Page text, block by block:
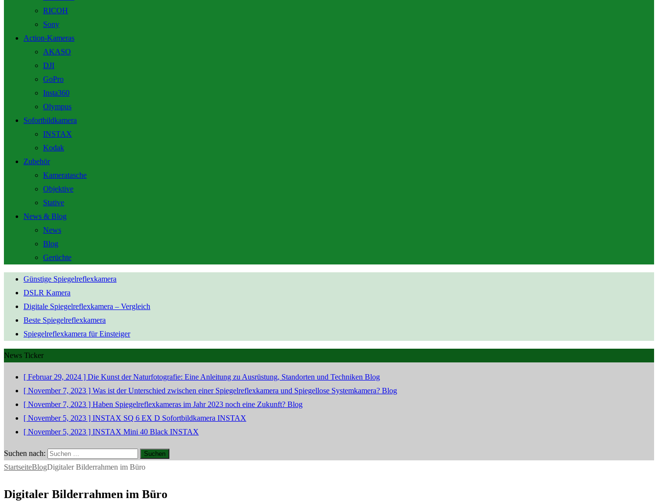
RICOH
Sony
Action-Kameras
AKASO
DJI
GoPro
Insta360
Olympus
Sofortbildkamera
INSTAX
Kodak
Zubehör
Kameratasche
Objektive
Stative
News & Blog
News
Blog
Gerüchte
Günstige Spiegelreflexkamera
DSLR Kamera
Digitale Spiegelreflexkamera – Vergleich
Beste Spiegelreflexkamera
Spiegelreflexkamera für Einsteiger
News Ticker
[ Februar 29, 2024 ] Die Kunst der Naturfotografie: Eine Anleitung zu Ausrüstung, Standorten und Techniken Blog
[ November 7, 2023 ] Was ist der Unterschied zwischen einer Spiegelreflexkamera und Spiegellose Systemkamera? Blog
[ November 7, 2023 ] Haben Spiegelreflexkameras im Jahr 2023 noch eine Zukunft? Blog
[ November 5, 2023 ] INSTAX SQ 6 EX D Sofortbildkamera INSTAX
[ November 5, 2023 ] INSTAX Mini 40 Black INSTAX
Suchen nach:
StartseiteBlogDigitaler Bilderrahmen im Büro
Digitaler Bilderrahmen im Büro